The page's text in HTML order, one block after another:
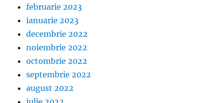
februarie 2023
ianuarie 2023
decembrie 2022
noiembrie 2022
octombrie 2022
septembrie 2022
august 2022